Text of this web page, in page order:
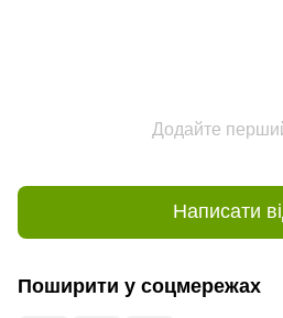
Додайте
Написати
Поширити у соцмережах